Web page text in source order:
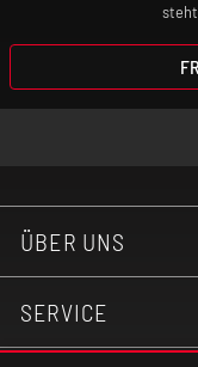
ÜBER UNS
SERVICE